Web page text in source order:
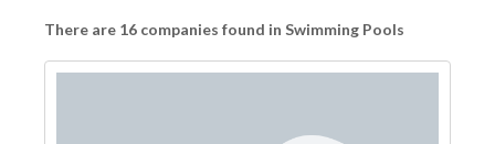
There are 16 companies found in Swimming Pools